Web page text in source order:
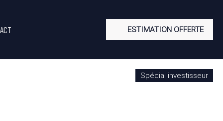
ESTIMATION OFFERTE
Spécial investisseur